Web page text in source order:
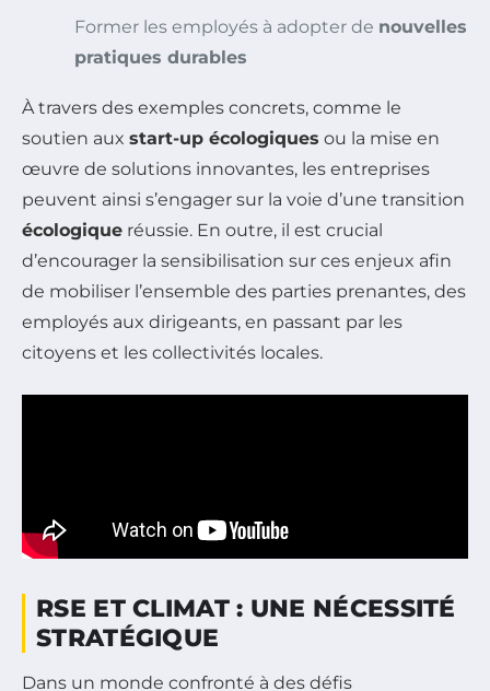
Former les employés à adopter de nouvelles
pratiques durables
À travers des exemples concrets, comme le
soutien aux start-up écologiques ou la mise en
œuvre de solutions innovantes, les entreprises
peuvent ainsi s’engager sur la voie d’une transition
écologique réussie. En outre, il est crucial
d’encourager la sensibilisation sur ces enjeux afin
de mobiliser l’ensemble des parties prenantes, des
employés aux dirigeants, en passant par les
citoyens et les collectivités locales.
RSE ET CLIMAT : UNE NÉCESSITÉ
STRATÉGIQUE
Dans un monde confronté à des défis